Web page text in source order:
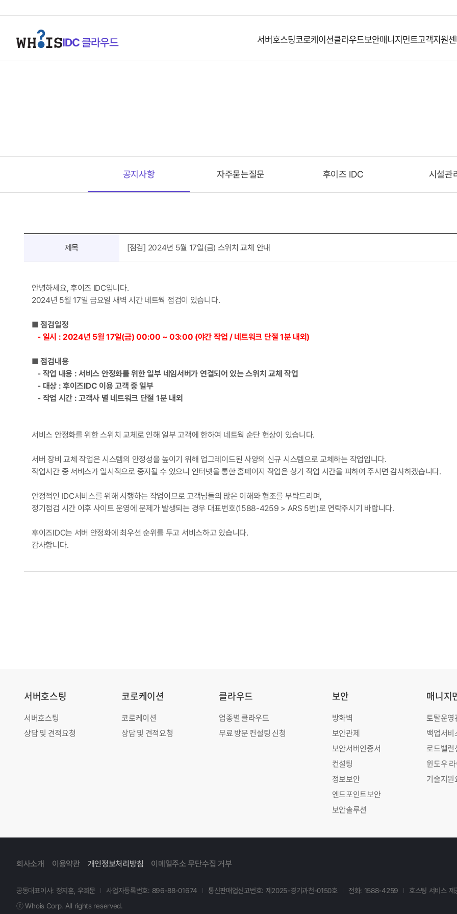
IDC클라우드 서버호스팅코로케이션클라우드보안매니지먼트고객지원
공지사항 자주묻는질문 후이즈 IDC 시설관
사
제목 [점검] 2024년 5월 17일(금) 스위치 교체 안내
안녕하세요, 후이즈 IDC입니다.
2024년 5월 17일 금요일 새벽 시간 네트웍 점검이 있습니다.
■ 점검일정
- 일시 : 2024년 5월 17일(금) 00:00 ~ 03:00 (야간 작업 / 네트워크 단절 1분 내외)
■ 점검내용
- 작업 내용 : 서비스 안정화를 위한 일부 네임서버가 연결되어 있는 스위치 교체 작업
- 대상 : 후이즈IDC 이용 고객 중 일부
- 작업 시간 : 고객사 별 네트워크 단절 1분 내외
서비스 안정화를 위한 스위치 교체로 인해 일부 고객에 한하여 네트웍 순단 현상이 있습니다.
서버 장비 교체 작업은 시스템의 안정성을 높이기 위해 업그레이드된 사양의 신규 시스템으로 교체하는 작업입니다.
작업시간 중 서비스가 일시적으로 중지될 수 있으니 인터넷을 통한 홈페이지 작업은 상기 작업 시간을 피하여 주시면 감사하겠습니다.
안정적인 IDC서비스를 위해 시행하는 작업이므로 고객님들의 많은 이해와 협조를 부탁드리며,
정기점검 시간 이후 사이트 운영에 문제가 발생되는 경우 대표번호(1588-4259 > ARS 5번)로 연락주시기 바랍니다.
후이즈IDC는 서버 안정화에 최우선 순위를 두고 서비스하고 있습니다.
감사합니다.
서버호스팅
서버호스팅
상담 및 견적요청
코로케이션
코로케이션
상담 및 견적요청
클라우드
업종별 클라우드
무료 방문 컨설팅 신청
보안
방화벽
보안관제
보안서버인증서
컨설팅
정보보안
엔드포인트보안
보안솔루션
매니지
토탈운영
백업서비
로드밸런
윈도우
기술지원
회사소개 이용약관 개인정보처리방침 이메일주소 무단수집 거부
공동대표이사: 정지훈, 우희문 사업자등록번호: 896-88-01674 통신판매업신고번호: 제2025-경기과천-0150호 전화: 1588-4259
호스팅 서비스
ⓒ Whois Corp. All rights reserved.